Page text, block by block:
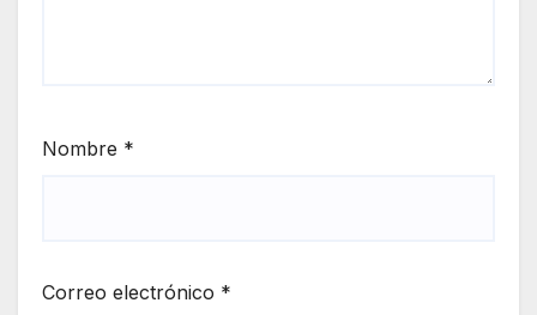
Nombre *
Correo electrónico *